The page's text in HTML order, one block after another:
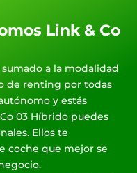
Link & Co
a la modalidad
de renting por todas
y estás
03 Híbrido puedes
Ellos te
coche que mejor se